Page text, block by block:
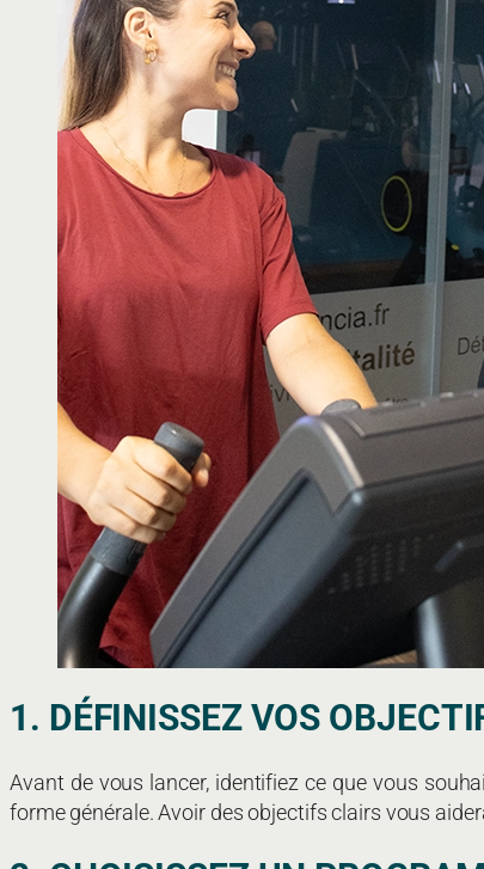
1. DÉFINISSEZ VOS
Avant de vous lancer, identifiez ce que vous
forme générale. Avoir des objectifs clairs vous